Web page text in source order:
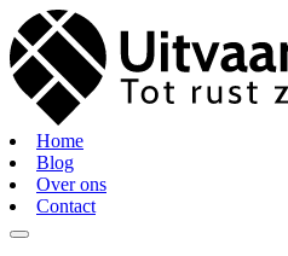
Home
Blog
Over ons
Contact